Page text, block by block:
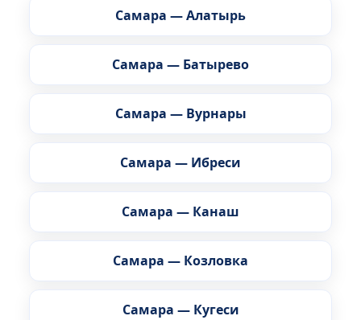
Самара — Алатырь
Самара — Батырево
Самара — Вурнары
Самара — Ибреси
Самара — Канаш
Самара — Козловка
Самара — Кугеси